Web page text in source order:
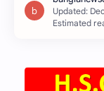
Estimated